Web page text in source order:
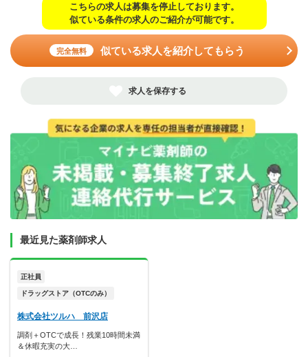
こちらの求人は募集を停止しております。
似ている条件の求人のご紹介が可能です。
完全無料 似ている求人を紹介してもらう
求人を保存する
最近見た薬剤師求人
正社員
ドラッグストア（OTCのみ）
株式会社ツルハ 前沢店
調剤＋OTCで成長！残業10時間未満
＆休暇充実の大…